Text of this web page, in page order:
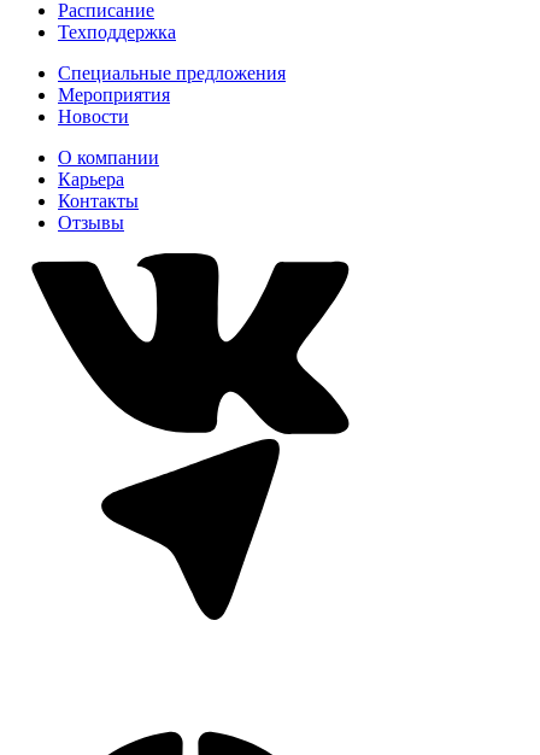
Расписание
Техподдержка
Специальные предложения
Мероприятия
Новости
О компании
Карьера
Контакты
Отзывы